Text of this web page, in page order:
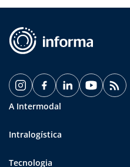
A Intermodal
Intralogística
Tecnologia